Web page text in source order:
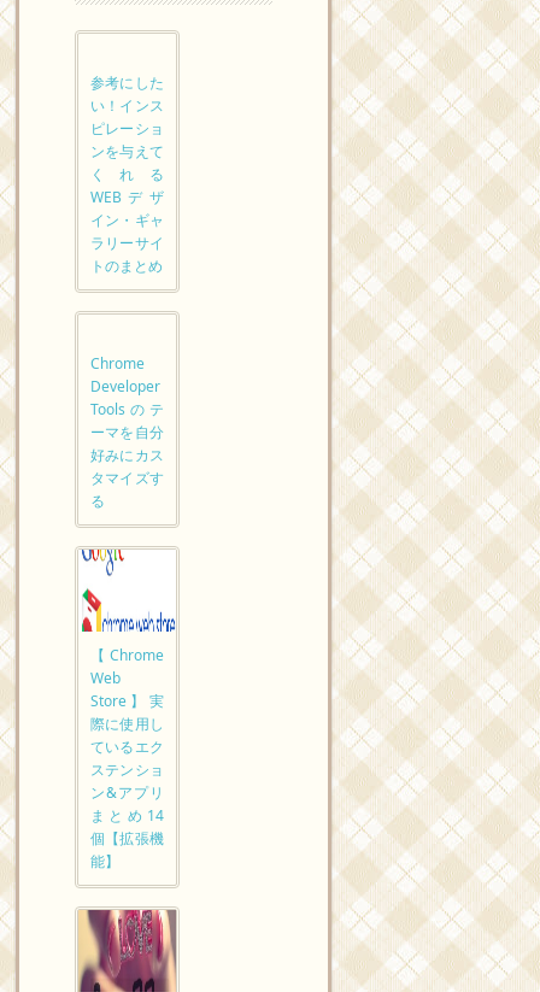
参考にした
い！インス
ピレーショ
ンを与えて
くれる
WEBデザ
イン・ギャ
ラリーサイ
トのまとめ
Chrome
Developer
Toolsのテ
ーマを自分
好みにカス
タマイズす
る
【Chrome
Web
Store】実
際に使用し
ているエク
ステンショ
ン&アプリ
まとめ14
個【拡張機
能】